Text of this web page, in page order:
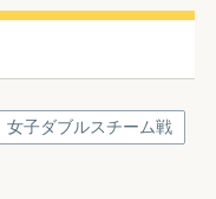
女子ダブルスチーム戦